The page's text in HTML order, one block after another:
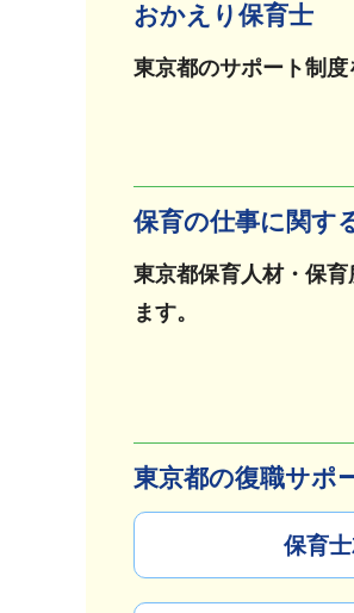
おかえり保育士
東京都のサポート制度
保育の仕事に関す
東京都保育人材・保
ます。
東京都の復職サポ
保育